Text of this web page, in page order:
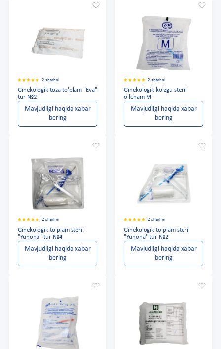
2 sharhni
Ginekologik toza to'plam "Eva"
tur №2
Mavjudligi haqida xabar
bering
2 sharhni
Ginekologik ko'zgu steril
o'lcham M
Mavjudligi haqida xabar
bering
2 sharhni
Ginekologik to'plam steril
"Yunona" tur №4
Mavjudligi haqida xabar
bering
2 sharhni
Ginekologik to'plam steril
"Yunona" tur №2
Mavjudligi haqida xabar
bering